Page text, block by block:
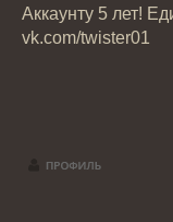
Аккаунту 5 лет!
vk.com/twister01